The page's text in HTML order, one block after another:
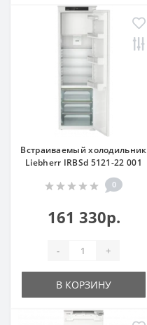
Встраиваемый холодильник
Liebherr IRBSd 5121-22 001
0
161 330р.
- +
В КОРЗИНУ